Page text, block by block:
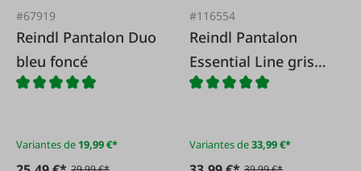
#67919
Reindl Pantalon Duo
bleu foncé
Variantes de 19,99 €*
#116554
Reindl Pantalon
Essential Line gris
corbeau/noir
Variantes de33,99 €*